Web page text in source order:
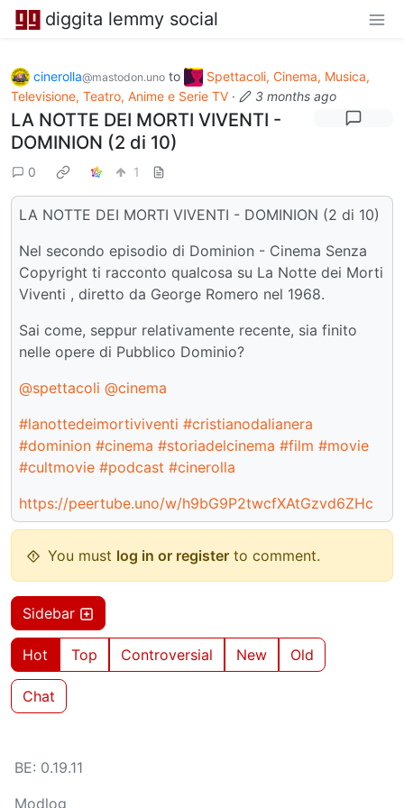
diggita lemmy social
cinerolla@mastodon.uno to
Spettacoli, Cinema, Musica,
Televisione, Teatro, Anime e Serie TV · 3 months ago
LA NOTTE DEI MORTI VIVENTI -
DOMINION (2 di 10)
0 1
LA NOTTE DEI MORTI VIVENTI - DOMINION (2 di 10)
Nel secondo episodio di Dominion - Cinema Senza
Copyright ti racconto qualcosa su La Notte dei Morti
Viventi , diretto da George Romero nel 1968.
Sai come, seppur relativamente recente, sia finito
nelle opere di Pubblico Dominio?
@spettacoli @cinema
#lanottedeimortiviventi #cristianodalianera
#dominion #cinema #storiadelcinema #film #movie
#cultmovie #podcast #cinerolla
https://peertube.uno/w/h9bG9P2twcfXAtGzvd6ZHc
You must log in or register to comment.
Sidebar
Hot Top Controversial New Old
Chat
BE: 0.19.11
Modlog